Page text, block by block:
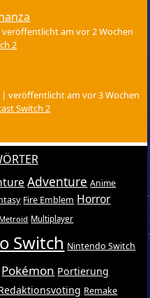
veröffentlicht am vor 2 Wochen
2
|veröffentlicht am vor 3 Wochen
Switch 2
Adventure Anime
Fire Emblem Horror
Metroid Multiplayer
Switch Nintendo Switch
Pokémon Portierung
Remake